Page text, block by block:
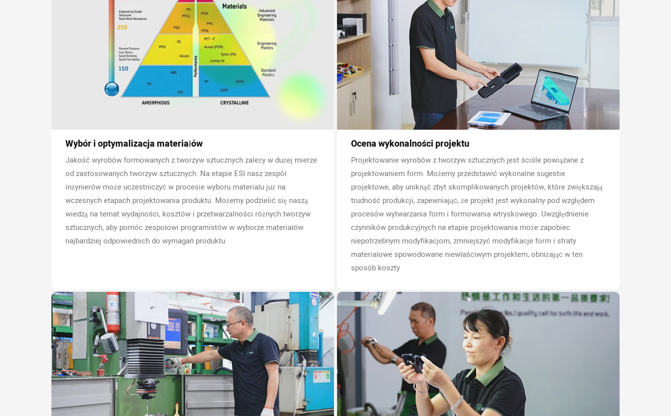
Wybór i optymalizacja materiałów
Jakość wyrobów formowanych z tworzyw sztucznych zależy w dużej mierze
od zastosowanych tworzyw sztucznych. Na etapie ESI nasz zespół
inżynierów może uczestniczyć w procesie wyboru materiału już na
wczesnych etapach projektowania produktu. Możemy podzielić się naszą
wiedzą na temat wydajności, kosztów i przetwarzalności różnych tworzyw
sztucznych, aby pomóc zespołowi programistów w wyborze materiałów
najbardziej odpowiednich do wymagań produktu
Ocena wykonalności projektu
Projektowanie wyrobów z tworzyw sztucznych jest ściśle powiązane z
projektowaniem form. Możemy przedstawić wykonalne sugestie
projektowe, aby uniknąć zbyt skomplikowanych projektów, które zwiększają
trudność produkcji, zapewniając, że projekt jest wykonalny pod względem
procesów wytwarzania form i formowania wtryskowego. Uwzględnienie
czynników produkcyjnych na etapie projektowania może zapobiec
niepotrzebnym modyfikacjom, zmniejszyć modyfikacje form i straty
materiałowe spowodowane niewłaściwym projektem, obniżając w ten
sposób koszty